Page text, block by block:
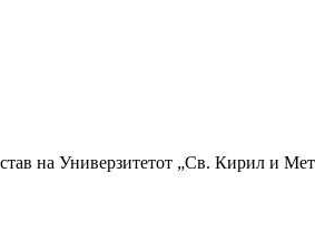
на Универзитетот „Св. Кирил и